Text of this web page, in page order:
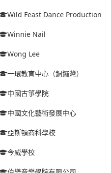
Wild Feast Dance Production
Winnie Nail
Wong Lee
一環教育中心（銅鑼灣）
中國古箏學院
中國文化藝術發展中心
亞斯頓商科學校
今威學校